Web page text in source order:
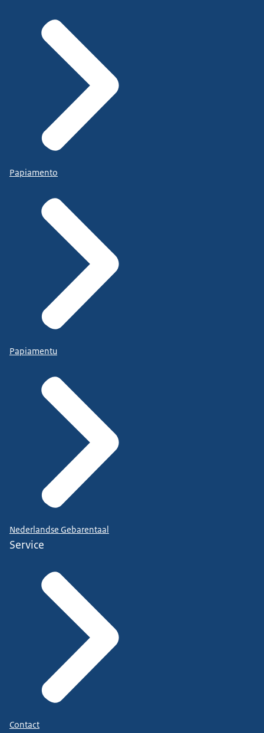
Papiamento
Papiamentu
Nederlandse Gebarentaal
Service
Contact